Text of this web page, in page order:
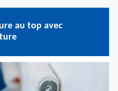
au top avec